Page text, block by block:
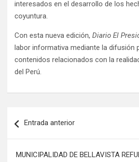
interesados en el desarrollo de los
coyuntura.
Con esta nueva edición, Diario El
labor informativa mediante la difusión
contenidos relacionados con la
del Perú.
Entrada anterior
MUNICIPALIDAD DE BELLAVISTA